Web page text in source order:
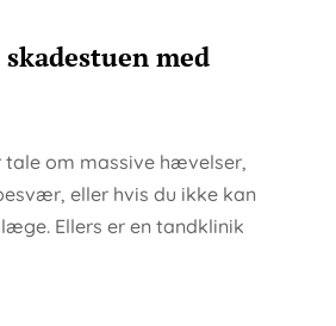
med
tale om massive hævelser,
eller hvis du ikke kan
Ellers er en tandklinik